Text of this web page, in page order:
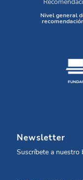
Nivel general
Newsletter
Suscríbete a nuestro